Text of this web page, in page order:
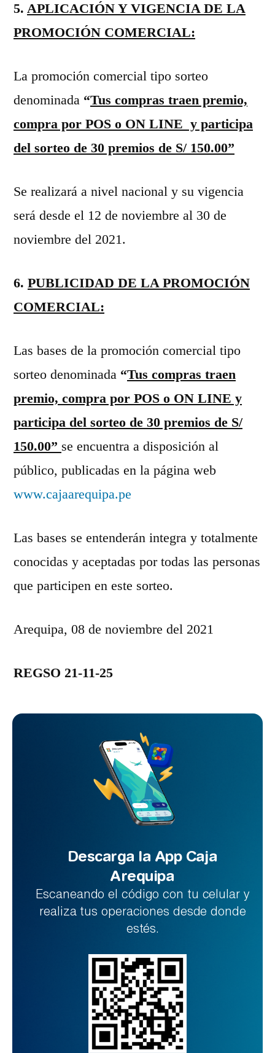
5. APLICACIÓN Y VIGENCIA DE LA
PROMOCIÓN COMERCIAL:
La promoción comercial tipo sorteo
denominada “Tus compras traen premio,
compra por POS o ON LINE y participa
del sorteo de 30 premios de S/ 150.00”
Se realizará a nivel nacional y su vigencia
será desde el 12 de noviembre al 30 de
noviembre del 2021.
6. PUBLICIDAD DE LA PROMOCIÓN
COMERCIAL:
Las bases de la promoción comercial tipo
sorteo denominada “Tus compras traen
premio, compra por POS o ON LINE y
participa del sorteo de 30 premios de S/
150.00” se encuentra a disposición al
público, publicadas en la página web
www.cajaarequipa.pe
Las bases se entenderán integra y totalmente
conocidas y aceptadas por todas las personas
que participen en este sorteo.
Arequipa, 08 de noviembre del 2021
REGSO 21-11-25
Descarga la App Caja
Arequipa
Escaneando el código con tu celular y
realiza tus operaciones desde donde
estés.